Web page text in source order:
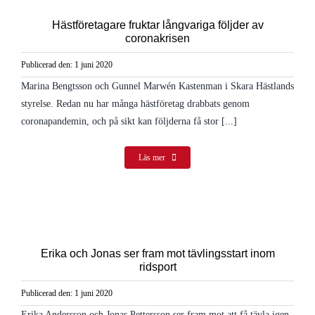
KontaktHästföretagare fruktar långvariga följder av
coronakrisen
Publicerad den: 1 juni 2020
Marina Bengtsson och Gunnel Marwén Kastenman i Skara Hästlands
styrelse. Redan nu har många hästföretag drabbats genom
coronapandemin, och på sikt kan följderna få stor [...]
Läs mer
Erika och Jonas ser fram mot tävlingsstart inom
ridsport
Publicerad den: 1 juni 2020